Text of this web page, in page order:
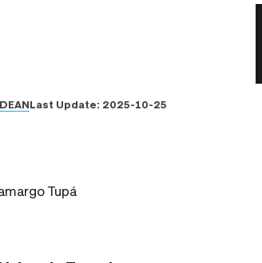
Last Update: 2025-10-25
Tupá